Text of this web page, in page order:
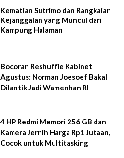
Kematian Sutrimo dan Rangkaian
Kejanggalan yang Muncul dari
Kampung Halaman
Bocoran Reshuffle Kabinet
Agustus: Norman Joesoef Bakal
Dilantik Jadi Wamenhan RI
4 HP Redmi Memori 256 GB dan
Kamera Jernih Harga Rp1 Jutaan,
Cocok untuk Multitasking